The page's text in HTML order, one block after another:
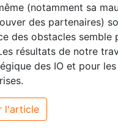
(notamment sa
des partenaires)
des obstacles semble
résultats de notre
des IO et pour
l'article